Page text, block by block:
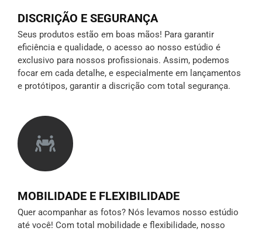
DISCRIÇÃO E SEGURANÇA
Seus produtos estão em boas mãos! Para garantir
eficiência e qualidade, o acesso ao nosso estúdio é
exclusivo para nossos profissionais. Assim, podemos
focar em cada detalhe, e especialmente em lançamentos
e protótipos, garantir a discrição com total segurança.
MOBILIDADE E FLEXIBILIDADE
Quer acompanhar as fotos? Nós levamos nosso estúdio
até você! Com total mobilidade e flexibilidade, nosso